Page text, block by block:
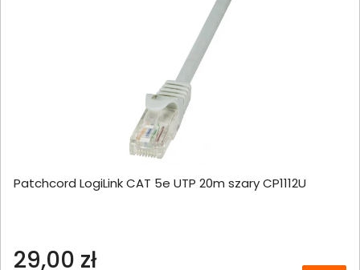
Patchcord LogiLink CAT 5e UTP 20m szary CP1112U
29,00 zł